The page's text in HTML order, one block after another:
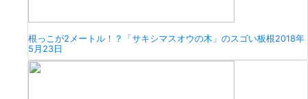
根っこが2メートル！？「サキシマスオウの木」のスゴい板根2018年
5月23日